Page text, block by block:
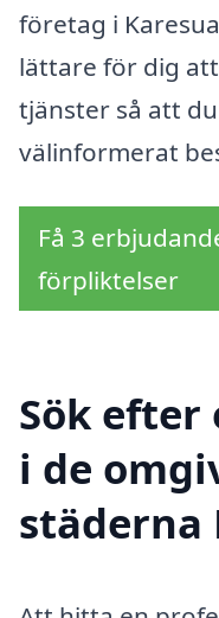
företag i
lättare för dig
tjänster så att
välinformerat
Få 3
förpliktelser
Sök efter
i de
städerna